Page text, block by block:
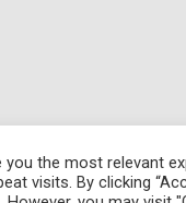
the most relevant
visits. By clicking